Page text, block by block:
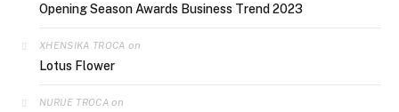
Opening Season Awards Business Trend 2023
XHENSIKA TROCA on
Lotus Flower
NURIJE TROCAon